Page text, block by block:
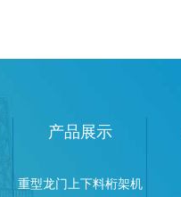
产品展示
重型龙门上下料桁架机